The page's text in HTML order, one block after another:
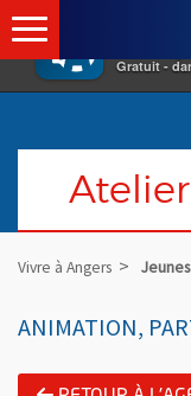
×
Gratuit -
Vivre à Angers
ANIMATION,